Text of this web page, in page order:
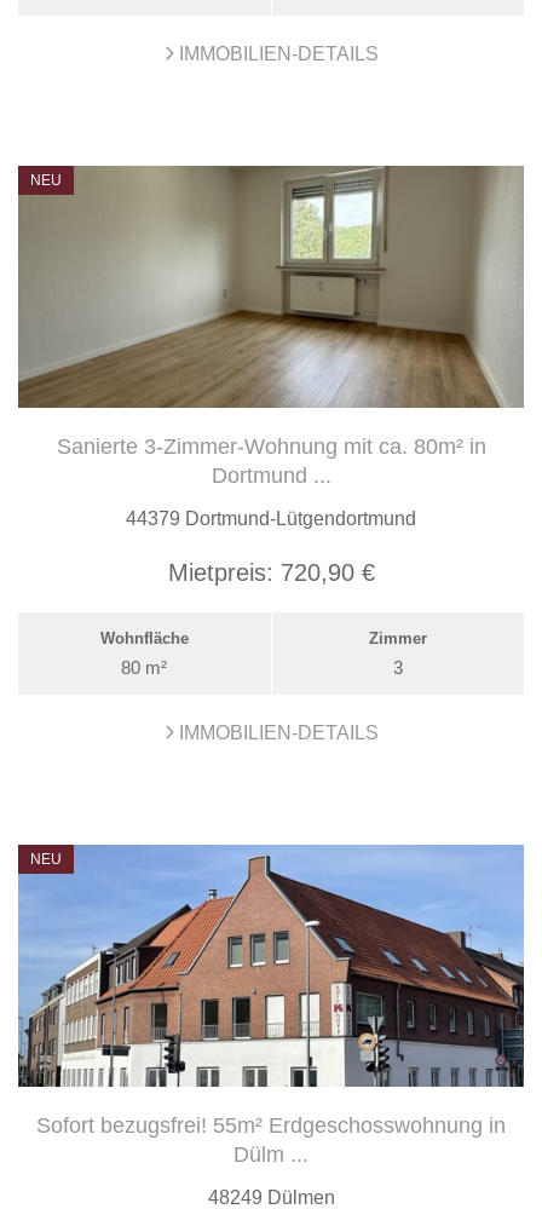
IMMOBILIEN-DETAILS
NEU
Sanierte 3-Zimmer-Wohnung mit ca. 80m² in
Dortmund ...
44379 Dortmund-Lütgendortmund
Mietpreis: 720,90 €
Wohnfläche
80 m²
Zimmer
3
IMMOBILIEN-DETAILS
NEU
Sofort bezugsfrei! 55m² Erdgeschosswohnung in
Dülm ...
48249 Dülmen